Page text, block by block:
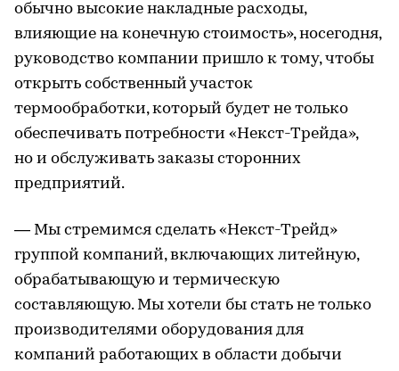
обычно высокие накладные расходы,
влияющие на конечную стоимость», носегодня,
руководство компании пришло к тому, чтобы
открыть собственный участок
термообработки, который будет не только
обеспечивать потребности «Некст-Трейда»,
но и обслуживать заказы сторонних
предприятий.
— Мы стремимся сделать «Некст-Трейд»
группой компаний, включающих литейную,
обрабатывающую и термическую
составляющую. Мы хотели бы стать не только
производителями оборудования для
компаний работающих в области добычи